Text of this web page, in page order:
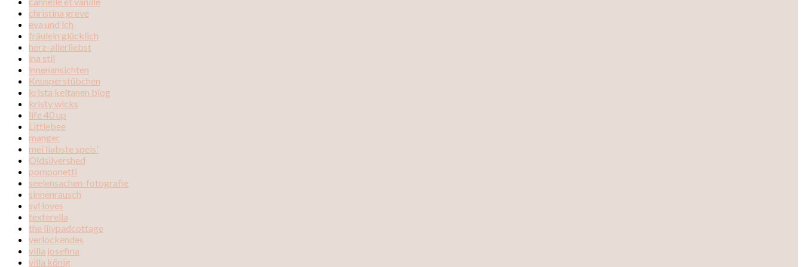
christina greve
eva und ich
fräulein glücklich
herz-allerliebst
ina stil
innenansichten
Knusperstübchen
krista keltanen blog
kristy wicks
life 40 up
Littlebee
manger
mei liabste speis'
Oldsilvershed
pomponetti
seelensachen-fotografie
sinnenrausch
syl loves
texterella
the lilypadcottage
verlockendes
villa josefina
villa könig